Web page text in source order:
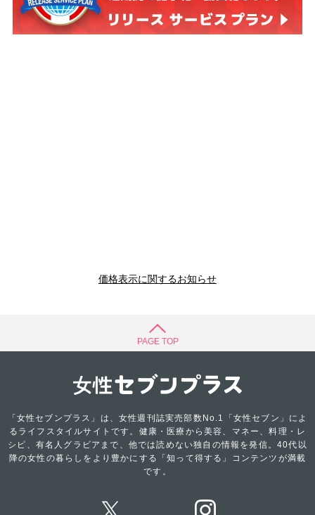
価格表示に関するお知らせ
PAGE TOP
「女性セブンプラス」は、女性週刊誌実売部数No.1「女性セブン」によ
るライフスタイルサイトです。健康・医療から美容、マネー、料理・レ
シピ、有名人グラビアまで、他では読めない独自の情報を発信。40代以
降の女性の暮らしをより豊かにする「知って得する」コンテンツが満載
です。